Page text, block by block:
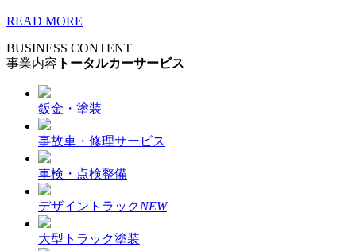
READ MORE
BUSINESS CONTENT
事業内容 トータルカーサービス
鈑金・塗装
事故車・修理サービス
車検・点検整備
デザイントラックNEW
大型トラック塗装